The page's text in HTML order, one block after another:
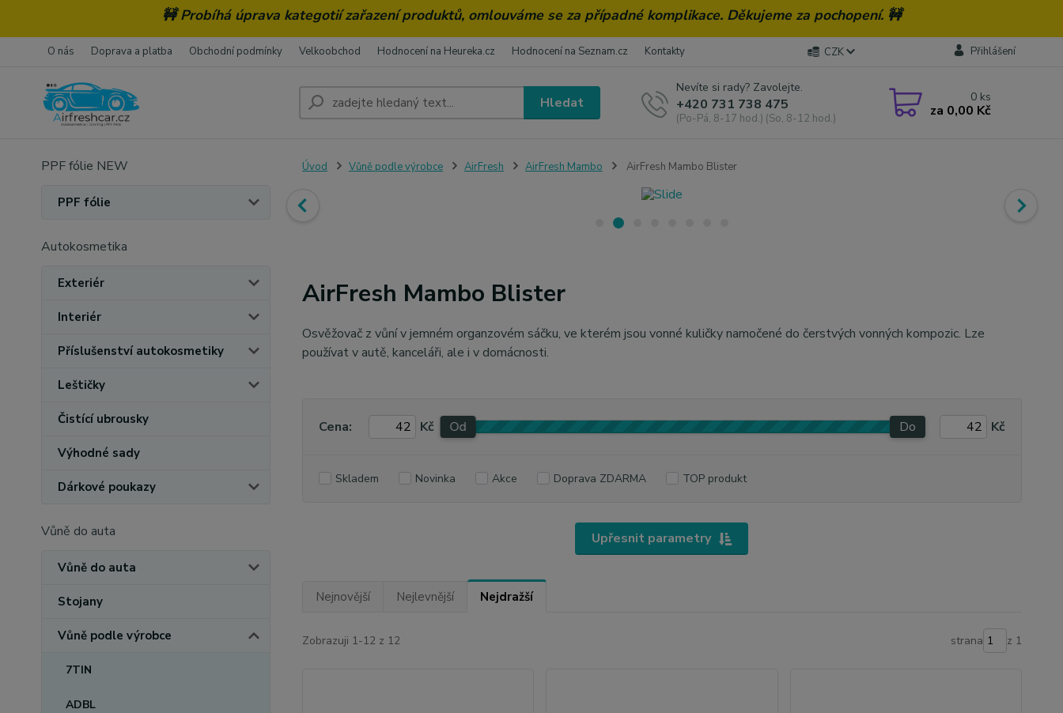
🚧 Probíhá úprava kategotií zařazení produktů, omlouváme se za případné komplikace. Děkujeme za pochopení. 🚧
O nás Doprava a platba Obchodní podmínky Velkoobchod Hodnocení na Heureka.cz Hodnocení na Seznam.cz Kontakty CZK Přihlášení
Hledat
Nevíte si rady? Zavolejte.
+420 731 738 475
(Po-Pá, 8-17 hod.) (So, 8-12 hod.)
0 ks
za 0,00 Kč
PPF fólie NEW
PPF fólie
Autokosmetika
Exteriér
Interiér
Příslušenství autokosmetiky
Leštičky
Čistící ubrousky
Výhodné sady
Dárkové poukazy
Vůně do auta
Vůně do auta
Stojany
Vůně podle výrobce
7TIN
ADBL
Úvod Vůně podle výrobce AirFresh AirFresh Mambo AirFresh Mambo Blister
AirFresh Mambo Blister
Osvěžovač z vůní v jemném organzovém sáčku, ve kterém jsou vonné kuličky namočené do čerstvých vonných kompozic. Lze
používat v autě, kanceláři, ale i v domácnosti.
Upřesnit parametry
Cena: Kč Od Do Kč
Skladem Novinka Akce Doprava ZDARMA TOP produkt
Nejnovější Nejlevnější Nejdražší
Zobrazuji 1-12 z 12 strana z 1